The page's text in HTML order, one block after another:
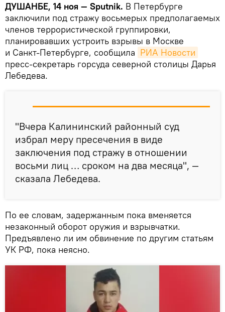
ДУШАНБЕ, 14 ноя — Sputnik. В Петербурге
заключили под стражу восьмерых предполагаемых
членов террористической группировки,
планировавших устроить взрывы в Москве
и Санкт-Петербурге, сообщила РИА Новости
пресс-секретарь горсуда северной столицы Дарья
Лебедева.
"Вчера Калининский районный суд
избрал меру пресечения в виде
заключения под стражу в отношении
восьми лиц … сроком на два месяца", —
сказала Лебедева.
По ее словам, задержанным пока вменяется
незаконный оборот оружия и взрывчатки.
Предъявлено ли им обвинение по другим статьям
УК РФ, пока неясно.